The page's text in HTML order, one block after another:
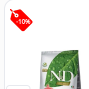
-10%